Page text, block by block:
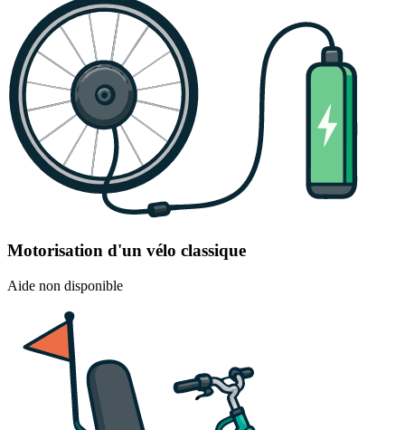
Motorisation d'un vélo classique
Aide non disponible